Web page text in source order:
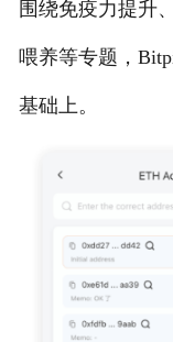
围绕免疫力提升
喂养等专题，
基础上。